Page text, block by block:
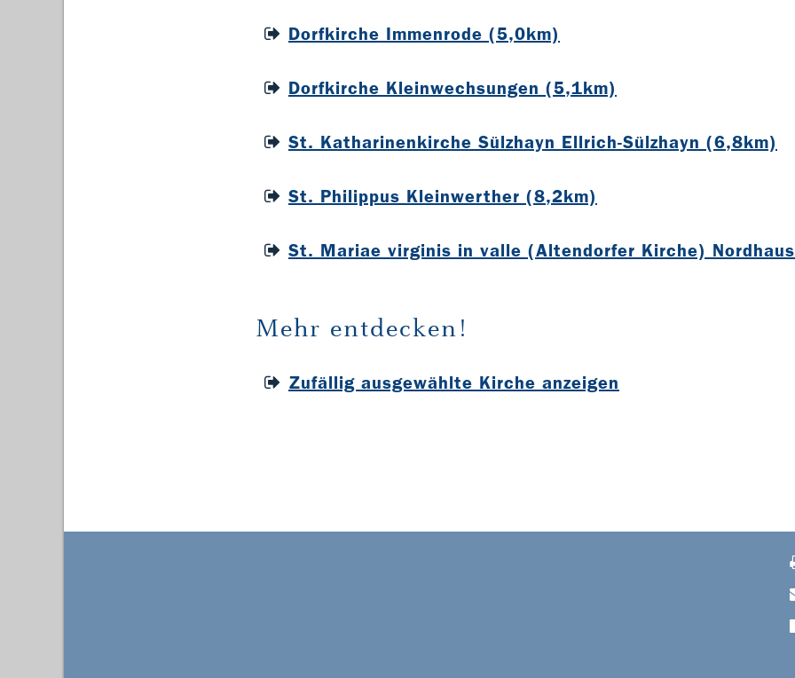
Dorfkirche Immenrode (5,0km)
Dorfkirche Kleinwechsungen (5,1km)
St. Katharinenkirche Sülzhayn Ellrich-Sülzhayn (6,8km)
St. Philippus Kleinwerther (8,2km)
St. Mariae virginis in valle (Altendorfer Kirche)
Mehr entdecken!
Zufällig ausgewählte Kirche anzeigen